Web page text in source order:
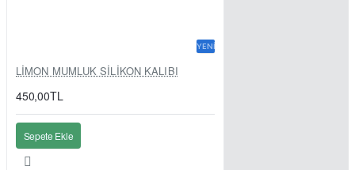
YENI
LİMON MUMLUK SİLİKON KALIBI
450,00TL
Sepete Ekle